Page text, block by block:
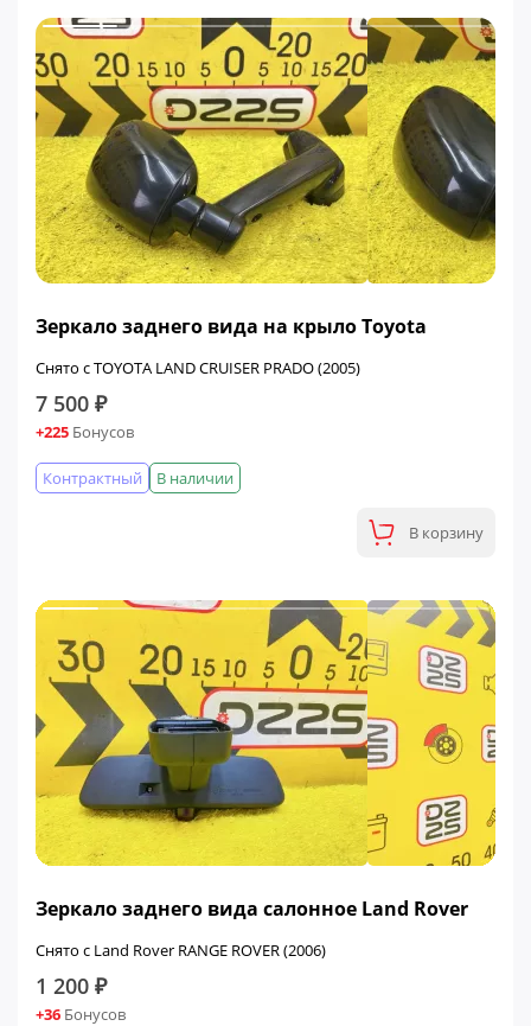
Зеркало заднего вида на крыло Toyota
Снято с TOYOTA LAND CRUISER PRADO (2005)
7 500 ₽
+225 Бонусов
В наличии
Контрактный
В корзину
Зеркало заднего вида салонное Land Rover
Снято с Land Rover RANGE ROVER (2006)
1 200 ₽
+36 Бонусов